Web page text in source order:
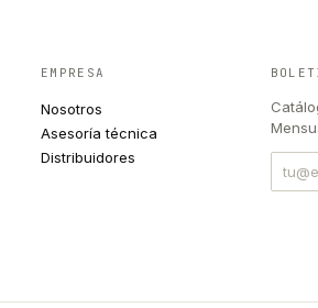
EMPRESA
Nosotros
Asesoría técnica
Distribuidores